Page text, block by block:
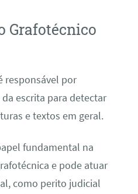
Grafotécnico
responsável por
escrita para detectar
e textos em geral.
fundamental na
e pode atuar
como perito judicial